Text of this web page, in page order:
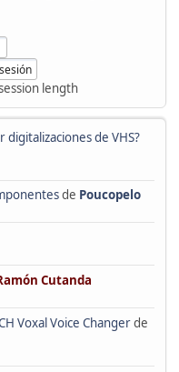
length
de VHS?
de Poucopelo
Cutanda
Voxal Voice Changerde